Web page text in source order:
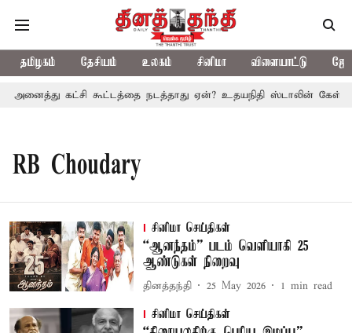
தமிழகம் தேசியம் உலகம் சினிமா விளையாட்டு
அனைத்து கட்சி கூட்டத்தை நடத்தாது ஏன்? உதயநிதி ஸ்டாலின் கேள்வி
RB Choudary
சினிமா செய்திகள்
“ஆனந்தம்” படம் வெளியாகி 25
ஆண்டுகள் நிறைவு
தினத்தந்தி 25 May 2026 1 min read
சினிமா செய்திகள்